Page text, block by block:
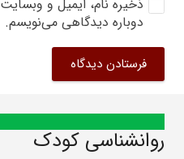
ذخیره نام، ایمیل و
دوباره دیدگاهی می‌نویسم.
فرستادن دیدگاه
روانشناسی کودک